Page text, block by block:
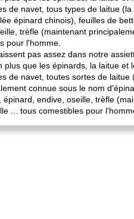
de navet, tous types de laitue
épinard chinois), feuilles de
trèfle (maintenant
pour l'homme.
pas assez dans notre
que les épinards, la laitue
de navet, toutes sortes de
connue sous le nom
endive, oseille, trèfle
... tous comestibles pour